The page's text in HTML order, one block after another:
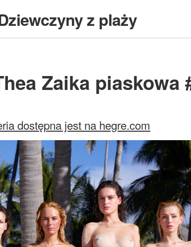
z plaży
Zaika piaskowa
dostępna jest na hegre.com